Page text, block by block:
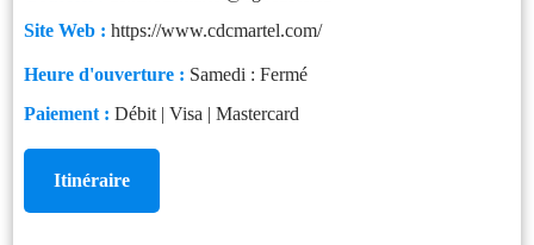
Site Web : https://www.cdcmartel.com/
Heure d'ouverture : Samedi : Fermé
Paiement : Débit | Visa | Mastercard
Itinéraire